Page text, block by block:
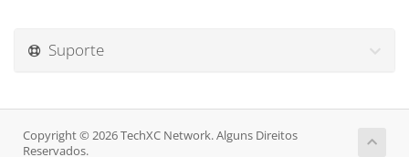
Suporte
Copyright © 2026 TechXC Network. Alguns Direitos
Reservados.